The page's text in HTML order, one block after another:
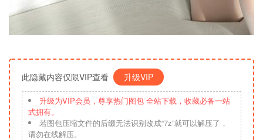
此隐藏内容仅限VIP查看 升级VIP
升级为VIP会员，尊享热门图包 全站下载，收藏必备一站
式拥有。
若图包压缩文件的后缀无法识别改成“7z”就可以解压了，
请勿在线解压。